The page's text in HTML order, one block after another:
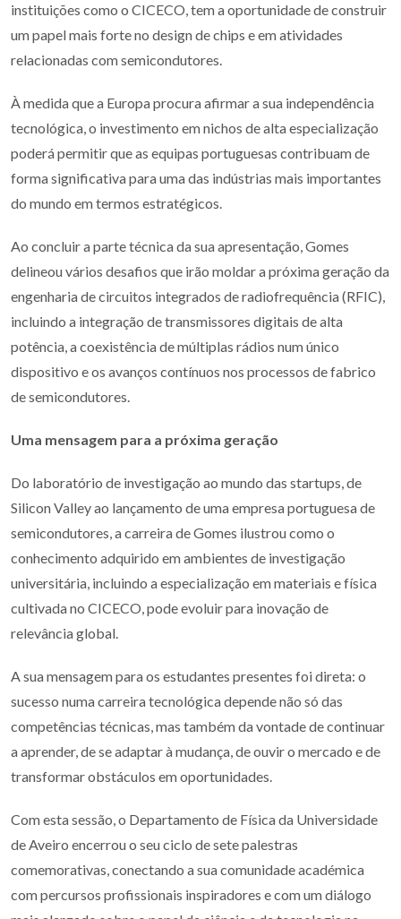
instituições como o CICECO, tem a oportunidade de construir
um papel mais forte no design de chips e em atividades
relacionadas com semicondutores.
À medida que a Europa procura afirmar a sua independência
tecnológica, o investimento em nichos de alta especialização
poderá permitir que as equipas portuguesas contribuam de
forma significativa para uma das indústrias mais importantes
do mundo em termos estratégicos.
Ao concluir a parte técnica da sua apresentação, Gomes
delineou vários desafios que irão moldar a próxima geração da
engenharia de circuitos integrados de radiofrequência (RFIC),
incluindo a integração de transmissores digitais de alta
potência, a coexistência de múltiplas rádios num único
dispositivo e os avanços contínuos nos processos de fabrico
de semicondutores.
Uma mensagem para a próxima geração
Do laboratório de investigação ao mundo das startups, de
Silicon Valley ao lançamento de uma empresa portuguesa de
semicondutores, a carreira de Gomes ilustrou como o
conhecimento adquirido em ambientes de investigação
universitária, incluindo a especialização em materiais e física
cultivada no CICECO, pode evoluir para inovação de
relevância global.
A sua mensagem para os estudantes presentes foi direta: o
sucesso numa carreira tecnológica depende não só das
competências técnicas, mas também da vontade de continuar
a aprender, de se adaptar à mudança, de ouvir o mercado e de
transformar obstáculos em oportunidades.
Com esta sessão, o Departamento de Física da Universidade
de Aveiro encerrou o seu ciclo de sete palestras
comemorativas, conectando a sua comunidade académica
com percursos profissionais inspiradores e com um diálogo